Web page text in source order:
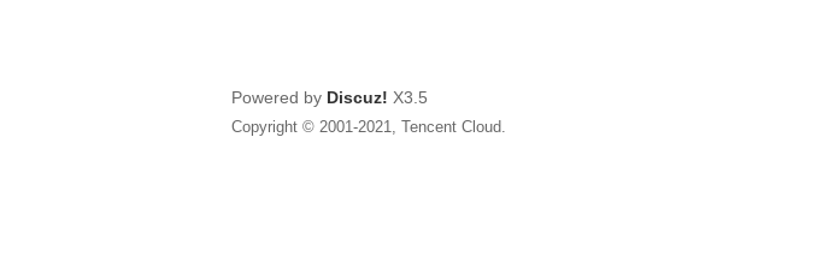
Powered by Discuz! X3.5
Copyright © 2001-2021, Tencent Cloud.